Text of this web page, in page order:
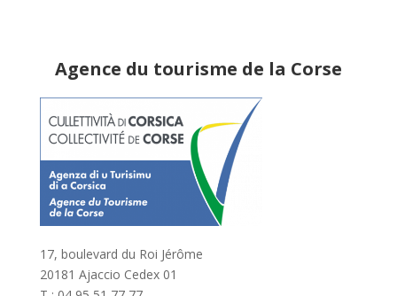
Agence du tourisme de la Corse
17, boulevard du Roi Jérôme
20181 Ajaccio Cedex 01